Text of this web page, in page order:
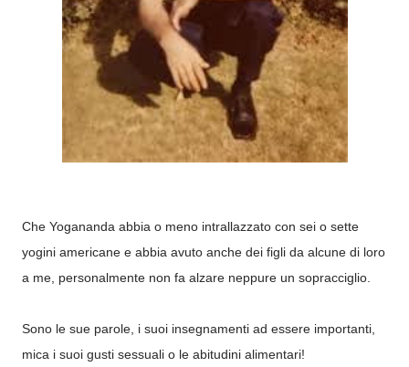
Che Yogananda abbia o meno intrallazzato con sei o sette
yogini americane e abbia avuto anche dei figli da alcune di loro
a me, personalmente non fa alzare neppure un sopracciglio.
Sono le sue parole, i suoi insegnamenti ad essere importanti,
mica i suoi gusti sessuali o le abitudini alimentari!